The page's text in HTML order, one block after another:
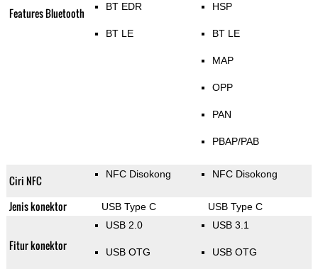
Features Bluetooth BT EDR
BT LE
HSP
BT LE
MAP
OPP
PAN
PBAP/PAB
Ciri NFC NFC Disokong NFC Disokong
Jenis konektor USB Type C USB Type C
Fitur konektor
USB 2.0
USB OTG
USB 3.1
USB OTG